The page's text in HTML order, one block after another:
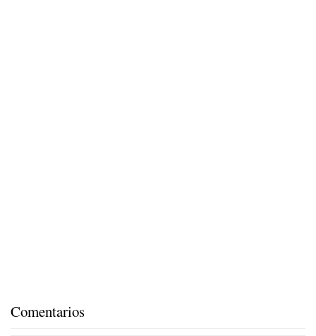
Comentarios